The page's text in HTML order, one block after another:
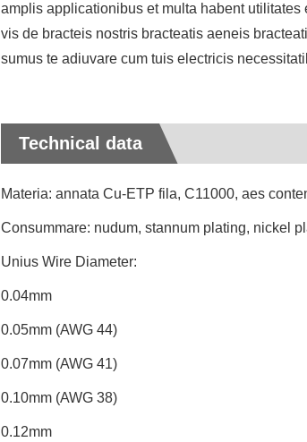
amplis applicationibus et multa habent
vis de bracteis nostris bracteatis aeneis
sumus te adiuvare cum tuis electricis
Technical data
Materia: annata Cu-ETP fila, C11000, aes
Consummare: nudum, stannum plating, nickel
Unius Wire Diameter:
0.04mm
0.05mm (AWG 44)
0.07mm (AWG 41)
0.10mm (AWG 38)
0.12mm